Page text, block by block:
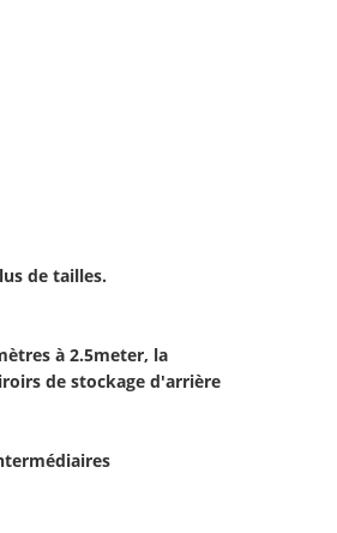
de tailles.
à 2.5meter, la
de stockage d'arrière